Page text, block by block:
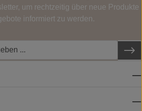
um rechtzeitig über neue Produkte
informiert zu werden.